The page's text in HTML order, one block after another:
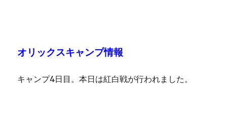
オリックスキャンプ情報
キャンプ4日目。本日は紅白戦が行われました。